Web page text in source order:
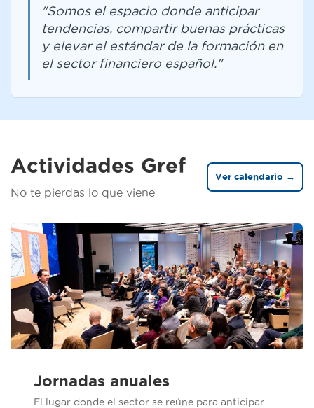
"Somos el espacio donde anticipar
tendencias, compartir buenas prácticas
y elevar el estándar de la formación en
el sector financiero español."
Actividades Gref
No te pierdas lo que viene
Ver calendario →
Jornadas anuales
El lugar donde el sector se reúne para anticipar.